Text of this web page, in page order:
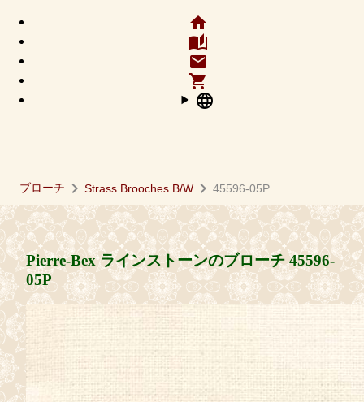
home
auto_stories
email
shopping_cart
language
ブローチ chevron_right Strass Brooches B/W chevron_right 45596-05P
Pierre-Bex ラインストーンのブローチ45596-
05P